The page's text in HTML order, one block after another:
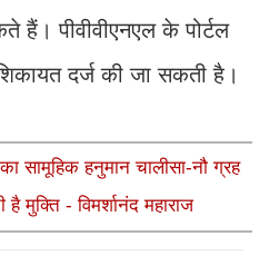
हैं। पीवीवीएनएल के पोर्टल
दर्ज की जा सकती है।
सामूहिक हनुमान चालीसा-नौ ग्रह
- विमर्शानंद महाराज